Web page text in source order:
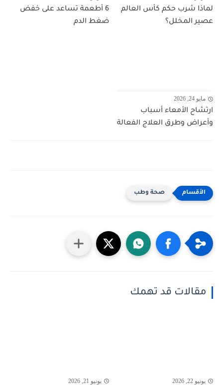
لماذا شرب حكم كأس العالم
عصير المخلل؟
6 أطعمة تساعد على خفض
ضغط الدم
مايو 24, 2026
ارتشاح الأمعاء أسباب
وأعراض وطرق العلاج الفعالة
صحة وطب
مقالات قد تهمك
يونيو 22, 2026 يونيو 21, 2026